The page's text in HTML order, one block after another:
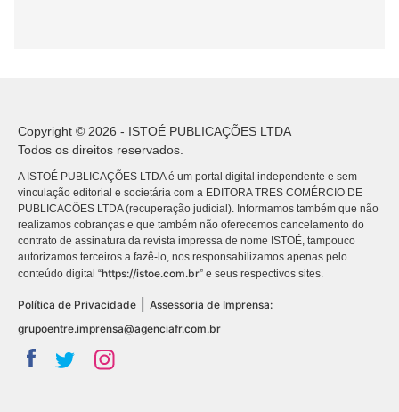
Copyright © 2026 - ISTOÉ PUBLICAÇÕES LTDA
Todos os direitos reservados.
A ISTOÉ PUBLICAÇÕES LTDA é um portal digital independente e sem
vinculação editorial e societária com a EDITORA TRES COMÉRCIO DE
PUBLICACÕES LTDA (recuperação judicial). Informamos também que não
realizamos cobranças e que também não oferecemos cancelamento do
contrato de assinatura da revista impressa de nome ISTOÉ, tampouco
autorizamos terceiros a fazê-lo, nos responsabilizamos apenas pelo
conteúdo digital “https://istoe.com.br” e seus respectivos sites.
Política de Privacidade
Assessoria de Imprensa:
grupoentre.imprensa@agenciafr.com.br